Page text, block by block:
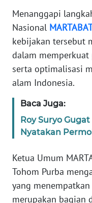
Sumberdaya
Menanggapi
Nasional
kebijakan tersebut
dalam memperkuat
alam Indonesia.
Baca Juga:
Nyatakan
Ketua Umum
Tohom Purba
EDITORIAL
Informasi
INDEKS
BERITA
KAMI
IKLAN
TENTANG
KAMI